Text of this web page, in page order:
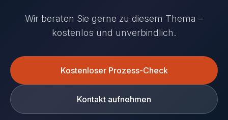
Wir beraten Sie gerne zu diesem Thema –
kostenlos und unverbindlich.
Kostenloser Prozess-Check
Kontakt aufnehmen